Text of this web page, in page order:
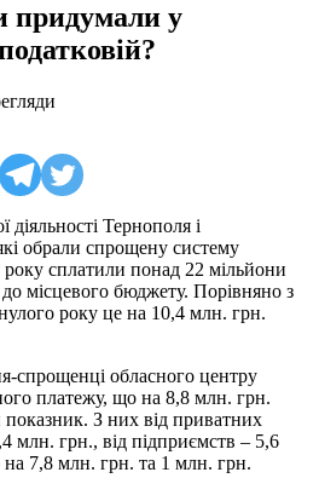
придумали у
Тернополя і
обрали спрощену систему
сплатили понад 22 мільйони
місцевого бюджету. Порівняно з
року це на 10,4 млн. грн.
спрощенці обласного центру
платежу, що на 8,8 млн. грн.
З них від приватних
млн. грн., від підприємств – 5,6
на 7,8 млн. грн. та 1 млн. грн.